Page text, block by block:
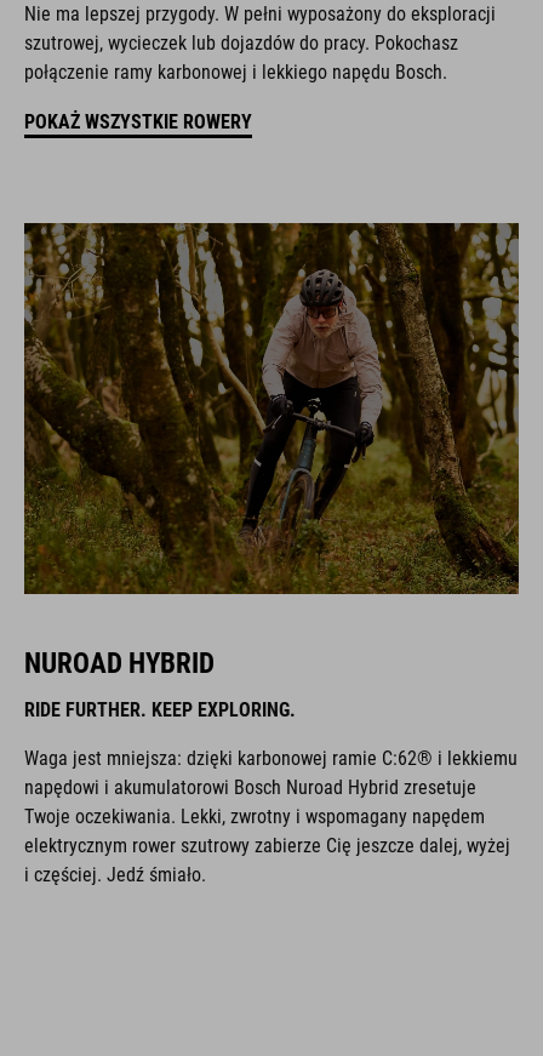
Nie ma lepszej przygody. W pełni wyposażony do eksploracji
szutrowej, wycieczek lub dojazdów do pracy. Pokochasz
połączenie ramy karbonowej i lekkiego napędu Bosch.
POKAŻ WSZYSTKIE ROWERY
NUROAD HYBRID
RIDE FURTHER. KEEP EXPLORING.
Waga jest mniejsza: dzięki karbonowej ramie C:62® i lekkiemu
napędowi i akumulatorowi Bosch Nuroad Hybrid zresetuje
Twoje oczekiwania. Lekki, zwrotny i wspomagany napędem
elektrycznym rower szutrowy zabierze Cię jeszcze dalej, wyżej
i częściej. Jedź śmiało.